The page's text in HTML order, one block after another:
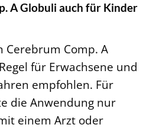
A Globuli auch für Kinder
Cerebrum Comp. A
für Erwachsene und
empfohlen. Für
die Anwendung nur
einem Arzt oder